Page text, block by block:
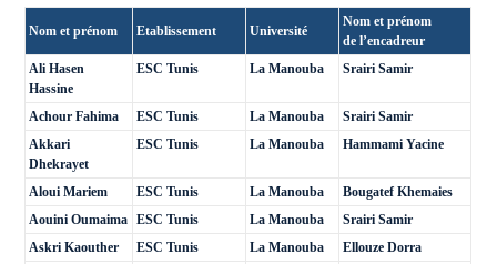
Nom et prénom Etablissement Université
Nom et prénom
de l’encadreur
Ali Hasen
Hassine
ESC Tunis La Manouba Srairi Samir
Achour Fahima ESC Tunis La Manouba
Srairi Samir
Akkari
Dhekrayet
ESC Tunis La Manouba Hammami Yacine
Aloui Mariem ESC Tunis La Manouba
Bougatef Khemaies
Aouini Oumaima
ESC Tunis La Manouba
Srairi Samir
Askri Kaouther
ESC Tunis La Manouba
Ellouze Dorra